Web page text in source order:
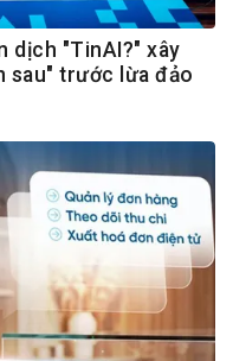
dịch "TinAI?" xây
sau" trước lừa đảo